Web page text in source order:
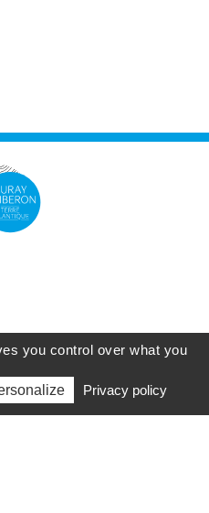
you control over what you
Privacy policy